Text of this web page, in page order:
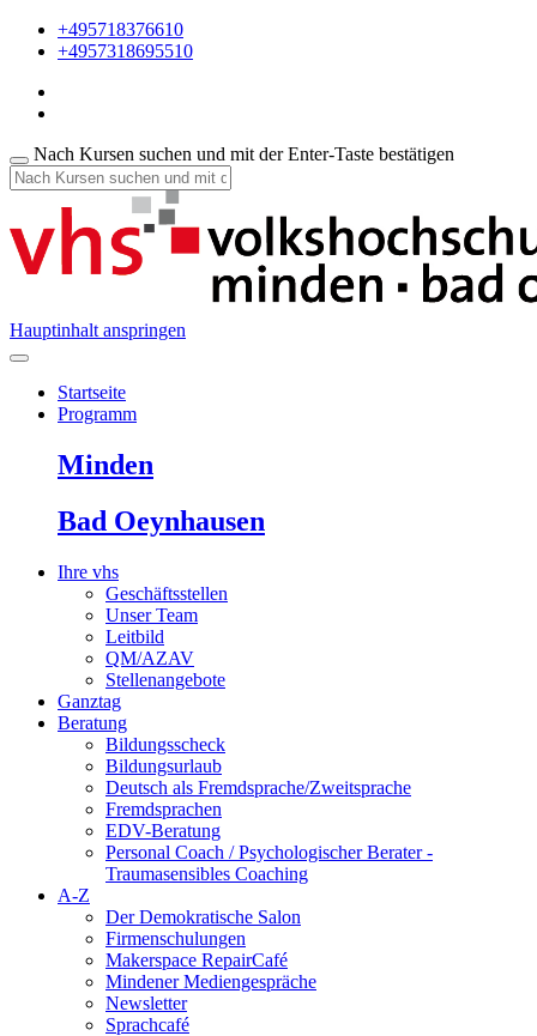
+495718376610
+4957318695510
Nach Kursen suchen und mit der Enter-Taste bestätigen
Hauptinhalt anspringen
Startseite
Programm
Minden
Bad Oeynhausen
Ihre vhs
Geschäftsstellen
Unser Team
Leitbild
QM/AZAV
Stellenangebote
Ganztag
Beratung
Bildungsscheck
Bildungsurlaub
Deutsch als Fremdsprache/Zweitsprache
Fremdsprachen
EDV-Beratung
Personal Coach / Psychologischer Berater -
Traumasensibles Coaching
A-Z
Der Demokratische Salon
Firmenschulungen
Makerspace RepairCafé
Mindener Mediengespräche
Newsletter
Sprachcafé